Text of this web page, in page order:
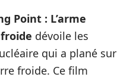
Point : L’arme
dévoile les
qui a plané sur
froide. Ce film